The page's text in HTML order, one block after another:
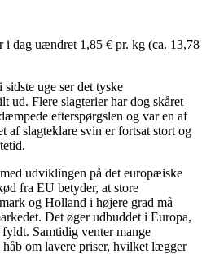
i dag uændret 1,85 € pr. kg (ca. 13,78
uge ser det tyske
ud. Flere slagterier har dog skåret
efterspørgslen og var en af
af slagteklare svin er fortsat stort og
udviklingen på det europæiske
fra EU betyder, at store
og Holland i højere grad må
Det øger udbuddet i Europa,
Samtidig venter mange
om lavere priser, hvilket lægger